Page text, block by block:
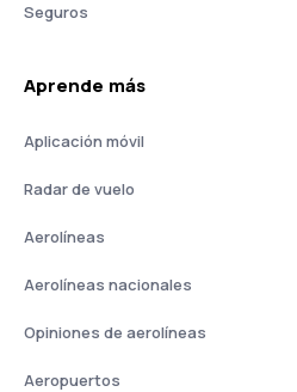
Seguros
Aprende más
Aplicación móvil
Radar de vuelo
Aerolíneas
Aerolíneas nacionales
Opiniones de aerolíneas
Aeropuertos